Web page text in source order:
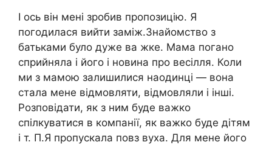
І ось він мені зробив пропозицію. Я
погодилася вийти заміж.Знайомство з
батьками було дуже ва жке. Мама погано
сприйняла і його і новина про весілля. Коли
ми з мамою залишилися наодинці — вона
стала мене відмовляти, відмовляли і інші.
Розповідати, як з ним буде важко
спілкуватися в компанії, як важко буде дітям
і т. П.Я пропускала повз вуха. Для мене його